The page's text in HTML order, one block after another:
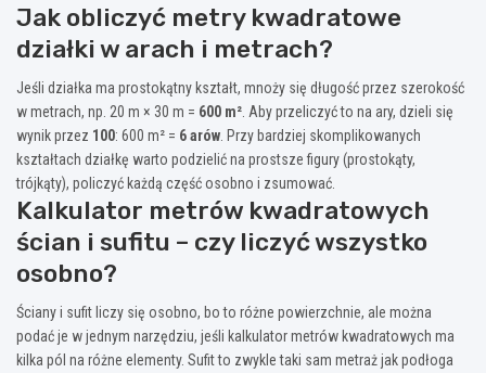
Jak obliczyć metry kwadratowe
działki w arach i metrach?
Jeśli działka ma prostokątny kształt, mnoży się długość przez szerokość
w metrach, np. 20 m × 30 m = 600 m² . Aby przeliczyć to na ary, dzieli się
wynik przez 100: 600 m² = 6 arów . Przy bardziej skomplikowanych
kształtach działkę warto podzielić na prostsze figury (prostokąty,
trójkąty), policzyć każdą część osobno i zsumować.
Kalkulator metrów kwadratowych
ścian i sufitu – czy liczyć wszystko
osobno?
Ściany i sufit liczy się osobno, bo to różne powierzchnie, ale można
podać je w jednym narzędziu, jeśli kalkulator metrów kwadratowych ma
kilka pól na różne elementy. Sufit to zwykle taki sam metraż jak podłoga